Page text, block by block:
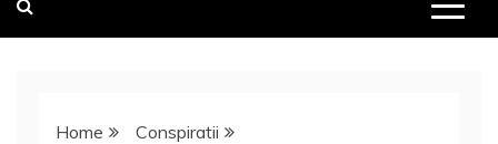
Home
Conspiratii